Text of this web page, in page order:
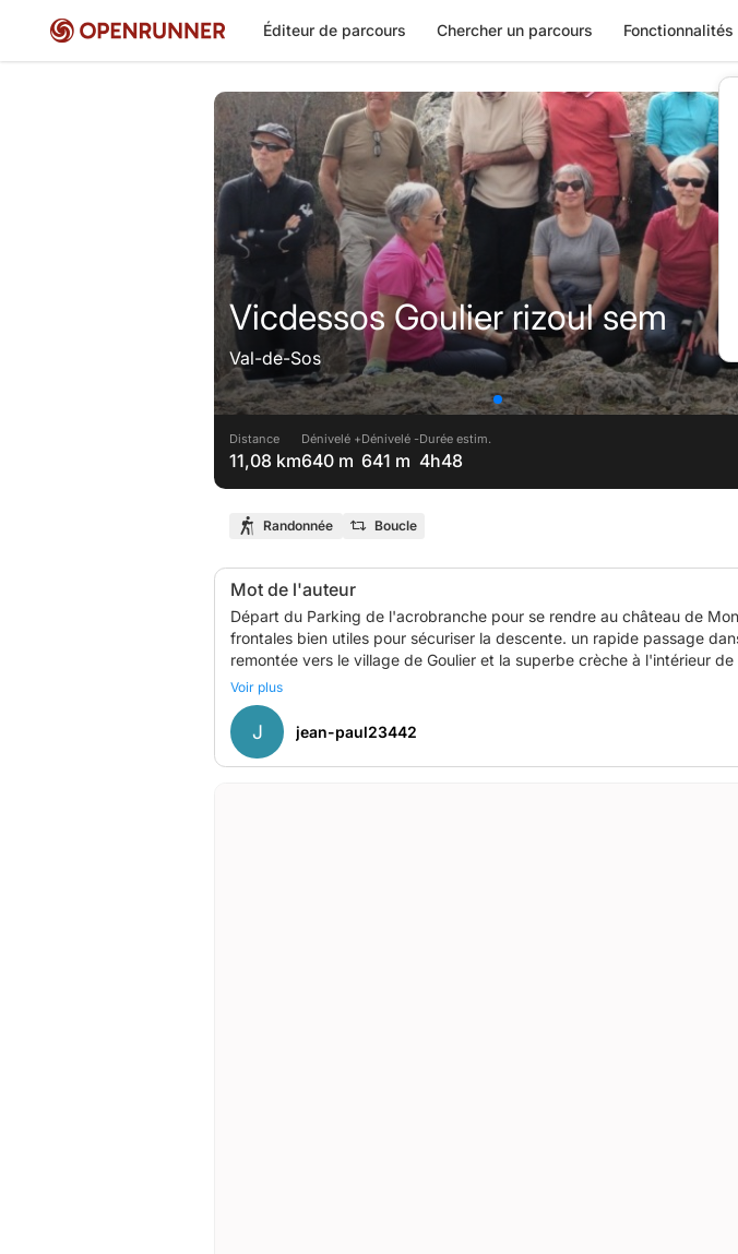
Éditeur de parcours Chercher un parcours Fonctionnalités
Vicdessos Goulier rizoul sem
Val-de-Sos
Distance
11,08 km
Dénivelé +
640 m
Dénivelé -
641 m
Durée estim.
4h48
Randonnée Boucle
Mot de l'auteur
Départ du Parking de l'acrobranche pour se rendre au château de
frontales bien utiles pour sécuriser la descente. un rapide passage
remontée vers le village de Goulier et la superbe crèche à l'intérieur
pause déjeuné qui a suivie. Puis la descente sur le village de SEM pour se rappeler l'histoire des mineurs sur Rancié , avant de grimper vers
Voir plus
J jean-paul23442